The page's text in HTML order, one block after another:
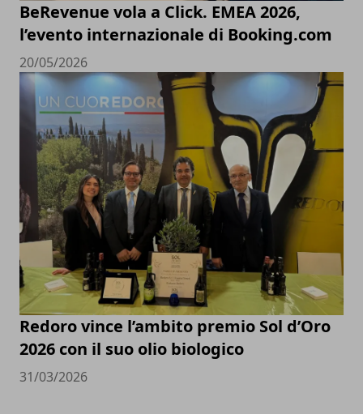
BeRevenue vola a Click. EMEA 2026,
l’evento internazionale di Booking.com
20/05/2026
Redoro vince l’ambito premio Sol d’Oro
2026 con il suo olio biologico
31/03/2026